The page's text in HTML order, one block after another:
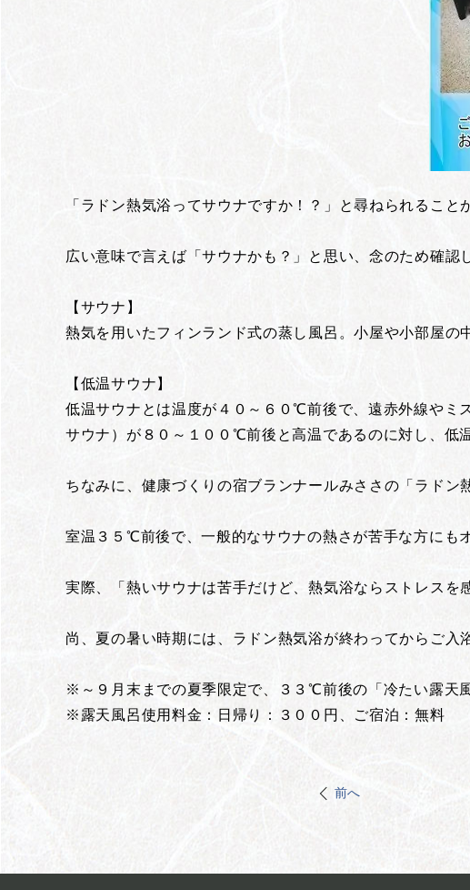
「ラドン熱気浴ってサウナですか！？」と尋ねられること
広い意味で言えば「サウナかも？」と思い、念のため確認
【サウナ】
熱気を用いたフィンランド式の蒸し風呂。小屋や小部屋
【低温サウナ】
低温サウナとは温度が４０～６０℃前後で、遠赤外線やミ
サウナ）が８０～１００℃前後と高温であるのに対し、低
ちなみに、健康づくりの宿ブランナールみささの「ラドン
室温３５℃前後で、一般的なサウナの熱さが苦手な方にも
実際、「熱いサウナは苦手だけど、熱気浴ならストレスを
尚、夏の暑い時期には、ラドン熱気浴が終わってからご
※～９月末までの夏季限定で、３３℃前後の「冷たい露天
※露天風呂使用料金：日帰り：３００円、ご宿泊：無料
前へ